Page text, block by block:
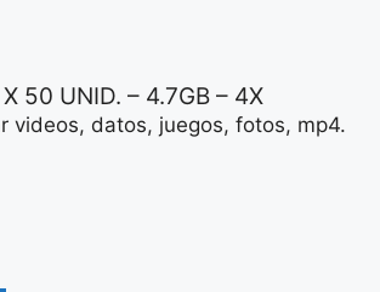
50 UNID. – 4.7GB – 4X
videos, datos, juegos, fotos, mp4.